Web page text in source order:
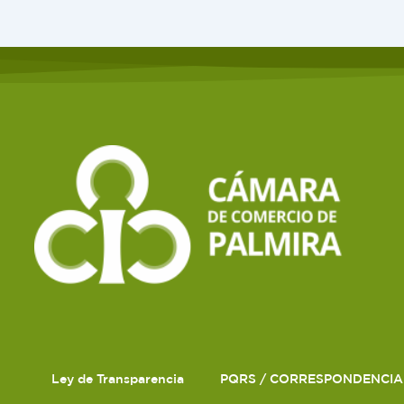
Ley de Transparencia PQRS / CORRESPONDENCIA